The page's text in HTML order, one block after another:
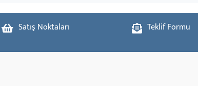
Satış Noktaları Teklif Formu